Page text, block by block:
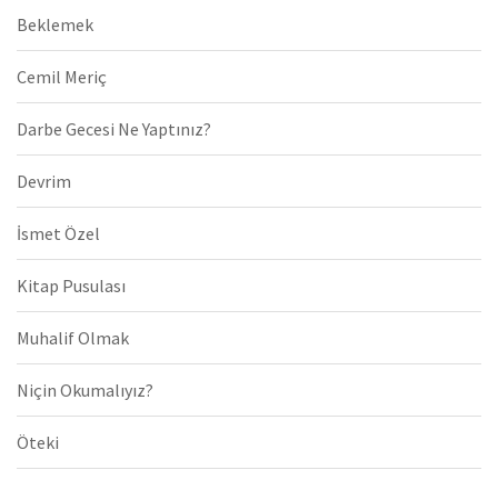
Beklemek
Cemil Meriç
Darbe Gecesi Ne Yaptınız?
Devrim
İsmet Özel
Kitap Pusulası
Muhalif Olmak
Niçin Okumalıyız?
Öteki